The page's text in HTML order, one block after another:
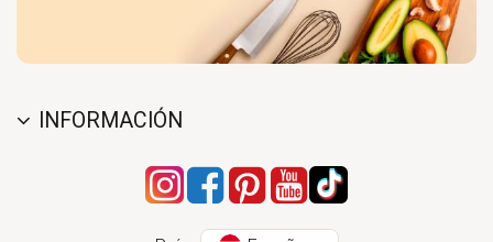
INFORMACIÓN